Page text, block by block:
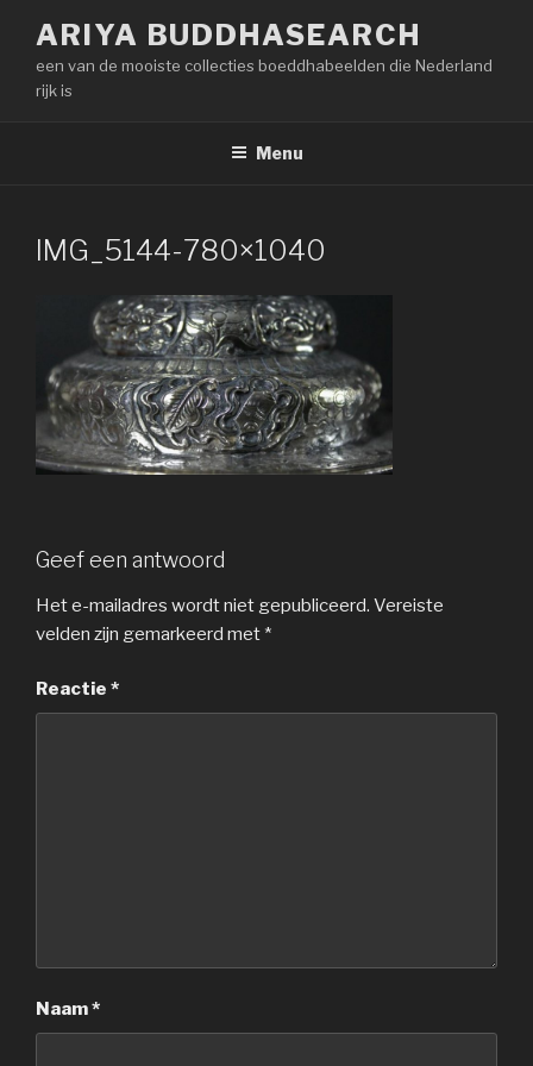
inhoud
springen
ARIYA BUDDHASEARCH
een van de mooiste collecties boeddhabeelden die Nederland
rijk is
Menu
IMG_5144-780×1040
Geef een antwoord
Het e-mailadres wordt niet gepubliceerd. Vereiste
velden zijn gemarkeerd met *
Reactie *
Naam*